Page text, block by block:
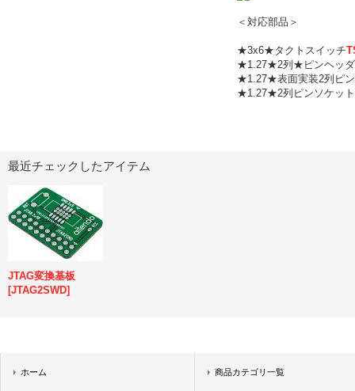
＜対応部品＞
★3x6★タクトスイッチ
★1.27★2列★ピンヘッダ
★1.27★表面実装2列ピ
★1.27★2列ピンソケット
最近チェックしたアイテム
JTAG変換基板
[JTAG2SWD]
ホーム 商品カテゴリ一覧